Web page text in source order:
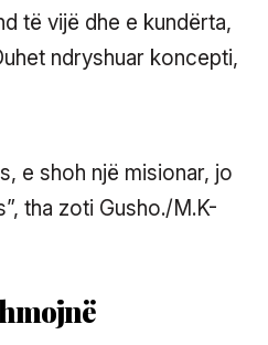
të vijë dhe e kundërta,
ndryshuar koncepti,
e shoh një misionar, jo
tha zoti Gusho./M.K-